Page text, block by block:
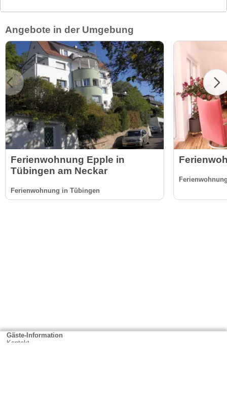
Angebote in der Umgebung
Ferienwohnung Epple in
Tübingen am Neckar
Ferienwohnung in Tübingen
Gäste-Information
Kontakt